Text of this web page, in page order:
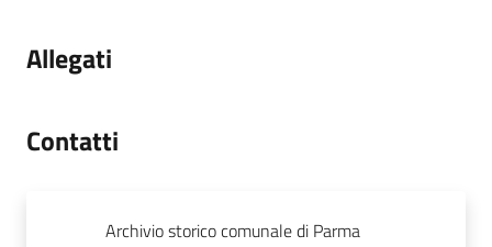
Allegati
Contatti
Archivio storico comunale di Parma